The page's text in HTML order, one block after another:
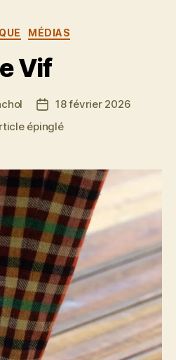
Catégories
MÉDIAS
Vif
Date
l’article
18 février 2026
épinglé